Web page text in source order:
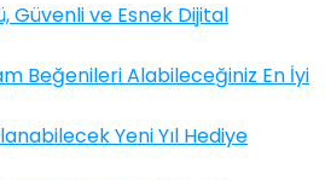
Güvenli ve Esnek Dijital
Beğenileri Alabileceğiniz En İyi
Yeni Yıl Hediye